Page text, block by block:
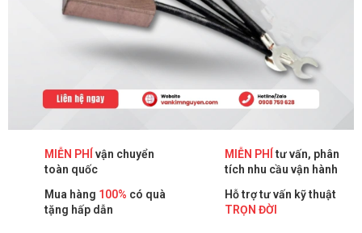
MIỄN PHÍ vận chuyển
toàn quốc
MIỄN PHÍ tư vấn, phân
tích nhu cầu vận hành
Mua hàng 100% có quà
tặng hấp dẫn
Hỗ trợ tư vấn kỹ thuật
TRỌN ĐỜI